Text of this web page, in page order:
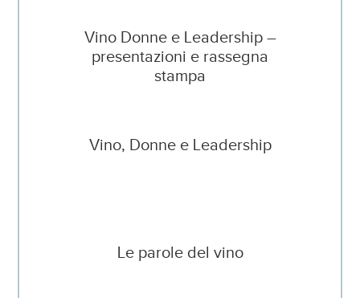
Vino Donne e Leadership –
presentazioni e rassegna
stampa
Vino, Donne e Leadership
Le parole del vino